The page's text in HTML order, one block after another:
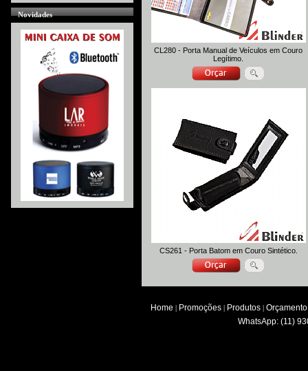
Novidades
CL280 - Porta Manual de Veículos em Couro
Legítimo.
CS261 - Porta Batom em Couro Sintético.
Home | Promoções | Produtos | Orçamento
WhatsApp: (11)